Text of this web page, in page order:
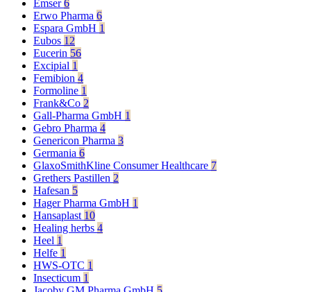
Emser6
Erwo Pharma 6
Espara GmbH 1
Eubos 12
Eucerin 56
Excipial 1
Femibion 4
Formoline 1
Frank&Co 2
Gall-Pharma GmbH 1
Gebro Pharma 4
Genericon Pharma 3
Germania 6
GlaxoSmithKline Consumer Healthcare 7
Grethers Pastillen 2
Hafesan 5
Hager Pharma GmbH 1
Hansaplast 10
Healing herbs 4
Heel 1
Helfe 1
HWS-OTC 1
Insecticum 1